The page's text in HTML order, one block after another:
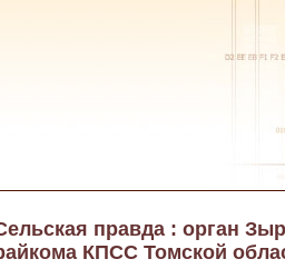
правда : орган
КПСС Томской